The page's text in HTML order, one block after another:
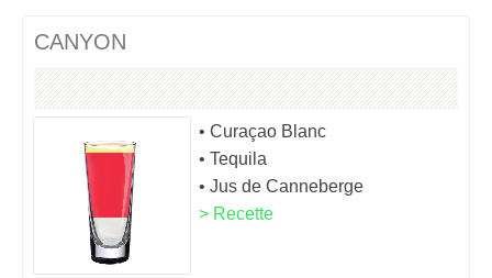
CANYON
• Curaçao Blanc
• Tequila
• Jus de Canneberge
> Recette